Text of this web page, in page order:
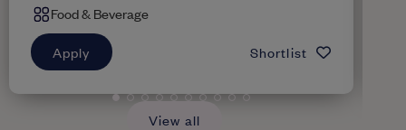
Food & Beverage
Apply Shortlist
View all